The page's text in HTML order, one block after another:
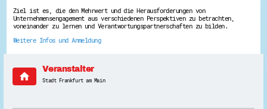
Suche
Downloads
Kontakt
Impressum
Ziel ist es, die den Mehrwert und die Herausforderungen von
Unternehmensengagement aus verschiedenen Perspektiven zu betrachten,
voneinander zu lernen und Verantwortungspartnerschaften zu bilden.
Weitere Infos und Anmeldung
home
Veranstalter
Stadt Frankfurt am Main